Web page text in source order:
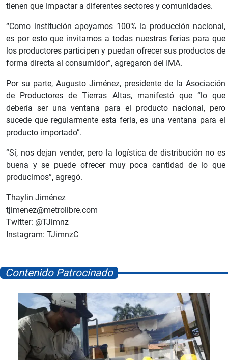
tienen que impactar a diferentes sectores y comunidades.
“Como institución apoyamos 100% la producción nacional,
es por esto que invitamos a todas nuestras ferias para que
los productores participen y puedan ofrecer sus productos de
forma directa al consumidor”, agregaron del IMA.
Por su parte, Augusto Jiménez, presidente de la Asociación
de Productores de Tierras Altas, manifestó que “lo que
debería ser una ventana para el producto nacional, pero
sucede que regularmente esta feria, es una ventana para el
producto importado”.
“Sí, nos dejan vender, pero la logística de distribución no es
buena y se puede ofrecer muy poca cantidad de lo que
producimos”, agregó.
Thaylin Jiménez
tjimenez@metrolibre.com
Twitter: @TJimnz
Instagram: TJimnzC
Contenido Patrocinado